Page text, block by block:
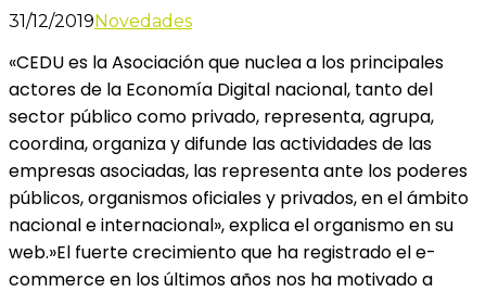
31/12/2019Novedades
«CEDU es la Asociación que nuclea a los principales
actores de la Economía Digital nacional, tanto del
sector público como privado, representa, agrupa,
coordina, organiza y difunde las actividades de las
empresas asociadas, las representa ante los poderes
públicos, organismos oficiales y privados, en el ámbito
nacional e internacional», explica el organismo en su
web.»El fuerte crecimiento que ha registrado el e-
commerce en los últimos años nos ha motivado a